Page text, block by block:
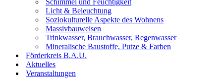
Schimmel und Feuchtigkeit
Licht & Beleuchtung
Soziokulturelle Aspekte des Wohnens
Massivbauweisen
Trinkwasser, Brauchwasser, Regenwasser
Mineralische Baustoffe, Putze & Farben
Förderkreis B.A.U.
Aktuelles
Veranstaltungen